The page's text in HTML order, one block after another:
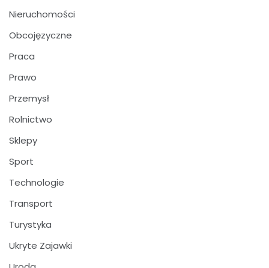
Nieruchomości
Obcojęzyczne
Praca
Prawo
Przemysł
Rolnictwo
Sklepy
Sport
Technologie
Transport
Turystyka
Ukryte Zajawki